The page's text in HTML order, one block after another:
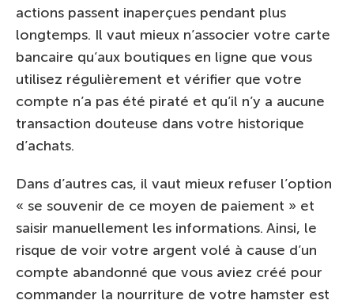
actions passent inaperçues pendant plus
longtemps. Il vaut mieux n’associer votre carte
bancaire qu’aux boutiques en ligne que vous
utilisez régulièrement et vérifier que votre
compte n’a pas été piraté et qu’il n’y a aucune
transaction douteuse dans votre historique
d’achats.
Dans d’autres cas, il vaut mieux refuser l’option
« se souvenir de ce moyen de paiement » et
saisir manuellement les informations. Ainsi, le
risque de voir votre argent volé à cause d’un
compte abandonné que vous aviez créé pour
commander la nourriture de votre hamster est